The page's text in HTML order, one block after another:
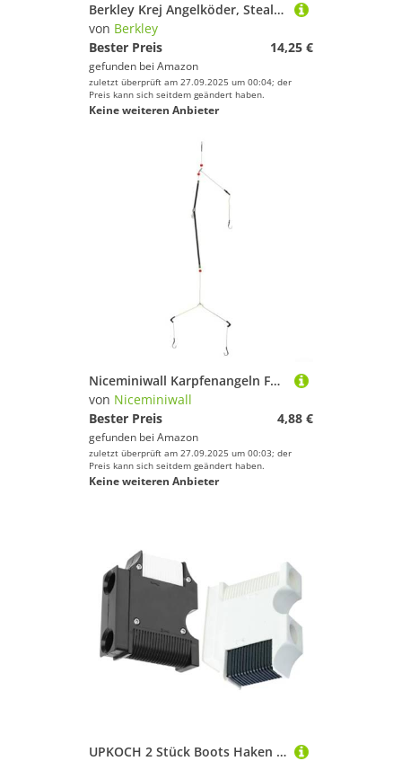
Berkley Krej Angelköder, Stealth Shad, 100, 9,9 cm, entworfen für nach vorne gerichteten Sonar, ausgestattet mit Sharp Fusion19 Haken
von Berkley
Bester Preis
14,25 €
gefunden bei Amazon
zuletzt überprüft am 27.09.2025 um 00:04; der
Preis kann sich seitdem geändert haben.
Keine weiteren Anbieter
Niceminiwall Karpfenangeln Feeder Rig Set mit Köderkäfigen und Haken, vorgebundene PE-Linie und Metall-Tackle für Weitwurf, zum Grobangeln u
von Niceminiwall
Bester Preis
4,88 €
gefunden bei Amazon
zuletzt überprüft am 27.09.2025 um 00:03; der
Preis kann sich seitdem geändert haben.
Keine weiteren Anbieter
UPKOCH 2 Stück Boots Haken Clips aus Robustem Wetterfest Kompakt und Leicht Verstellbare Boots pollerhalterung für Schutz und Schnelle Befestigung Am Bootsgeländer